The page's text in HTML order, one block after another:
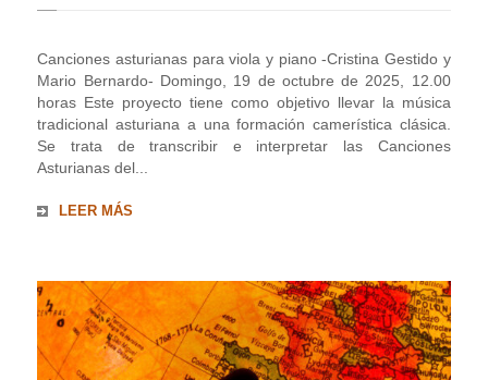
Canciones asturianas para viola y piano -Cristina Gestido y
Mario Bernardo- Domingo, 19 de octubre de 2025, 12.00
horas Este proyecto tiene como objetivo llevar la música
tradicional asturiana a una formación camerística clásica.
Se trata de transcribir e interpretar las Canciones
Asturianas del...
LEER MÁS